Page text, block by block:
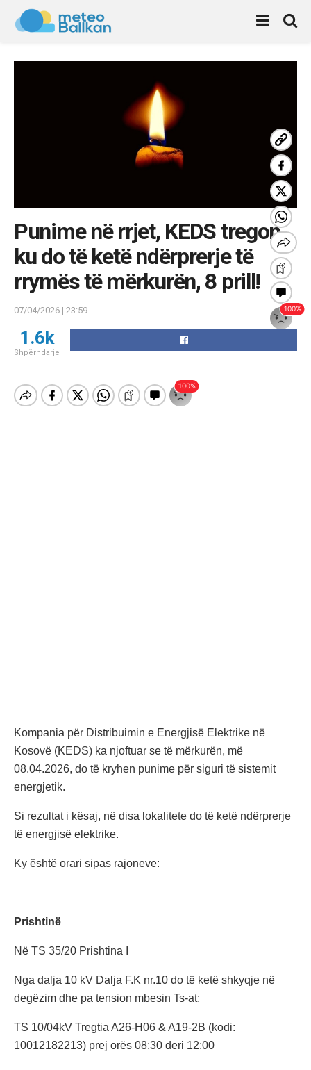
Punime në rrjet, KEDS tregon
ku do të ketë ndërprerje të
rrymës të mërkurën, 8 prill!
07/04/2026 | 23:59
1.6k
Shpërndarje
Kompania për Distribuimin e Energjisë Elektrike në
Kosovë (KEDS) ka njoftuar se të mërkurën, më
08.04.2026, do të kryhen punime për siguri të sistemit
energjetik.
Si rezultat i kësaj, në disa lokalitete do të ketë ndërprerje
të energjisë elektrike.
Ky është orari sipas rajoneve:
Prishtinë
Në TS 35/20 Prishtina I
Nga dalja 10 kV Dalja F.K nr.10 do të ketë shkyqje në
degëzim dhe pa tension mbesin Ts-at:
TS 10/04kV Tregtia A26-H06 & A19-2B (kodi:
10012182213) prej orës 08:30 deri 12:00